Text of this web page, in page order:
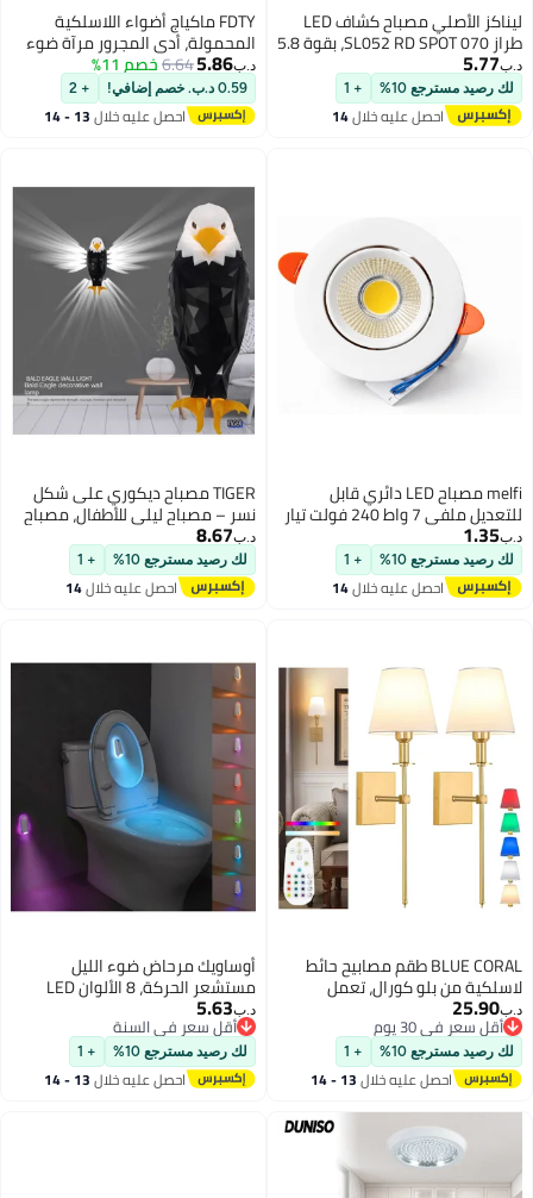
ليناكز الأصلي مصباح كشاف LED
طراز SL052 RD SPOT 070، بقوة 5.8
واط، لون أبيض دافئ (2700 كلفن)،
هيكل أبيض - أبيض دافئ
د.ب‏5.77
لك رصيد مسترجع 10% + 1
احصل عليه خلال14
اغسطس
FDTY ماكياج أضواء اللاسلكية
المحمولة، أدى المجرور مرآة ضوء
مصابيح قابلة للتخفيف متعددة
الوظائف ملء أضواء بطارية
مدعومة لملابس طاولة الحمام ，لا
د.ب‏5.86
6.64خصم 11%
0.59 د.ب. خصم إضافي! + 2
احصل عليه خلال 13 - 14
اغسطس
melfi مصباح LED دائري قابل
للتعديل ملفي 7 واط 240 فولت تيار
متردد - بقعة سقف بيضاء
للاستخدام الداخلي
د.ب‏1.35
لك رصيد مسترجع 10% + 1
احصل عليه خلال14
TIGER مصباح ديكوري على شكل
نسر – مصباح ليلي للأطفال، مصباح
LED مزاجي مع جهاز تحكم عن بعد،
مصباح نسر LED مثبت مغناطيسيًا
على الحائط، قابل لإعادة الشحن عبر
USB، يعمل بالبطارية، مصباح نسر
المكتب
د.ب‏8.67
لك رصيد مسترجع 10% + 1
احصل عليه خلال14
BLUE CORAL طقم مصابيح حائط
لاسلكية من بلو كورال، تعمل
(ذهبي)
د.ب‏25.90
أقل سعر في 30 يوم
أقل سعر في 30 يوم
لك رصيد مسترجع 10% + 1
احصل عليه خلال 13 - 14
أوساويك مرحاض ضوء الليل
مستشعر الحركة، 8 الألوان LED
المتغيرة الجدار ضوء مستشعر
الحركة ملحقات الحمام الداخلي
ديكور، إضاءة المرحاض الداخلي
أدوات فريدة للرجال الأطفال هدايا
عيد الميلاد (1 حزمة)
د.ب‏5.63
أقل سعر في السنة
أقل سعر في السنة
لك رصيد مسترجع 10% + 1
احصل عليه خلال 13 - 14